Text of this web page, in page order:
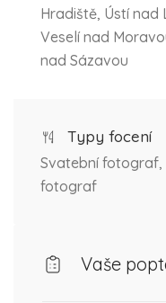
Hradiště, Ústí nad
Veselí nad
nad Sázavou
Typy focení
Svatební
fotograf
Vaše